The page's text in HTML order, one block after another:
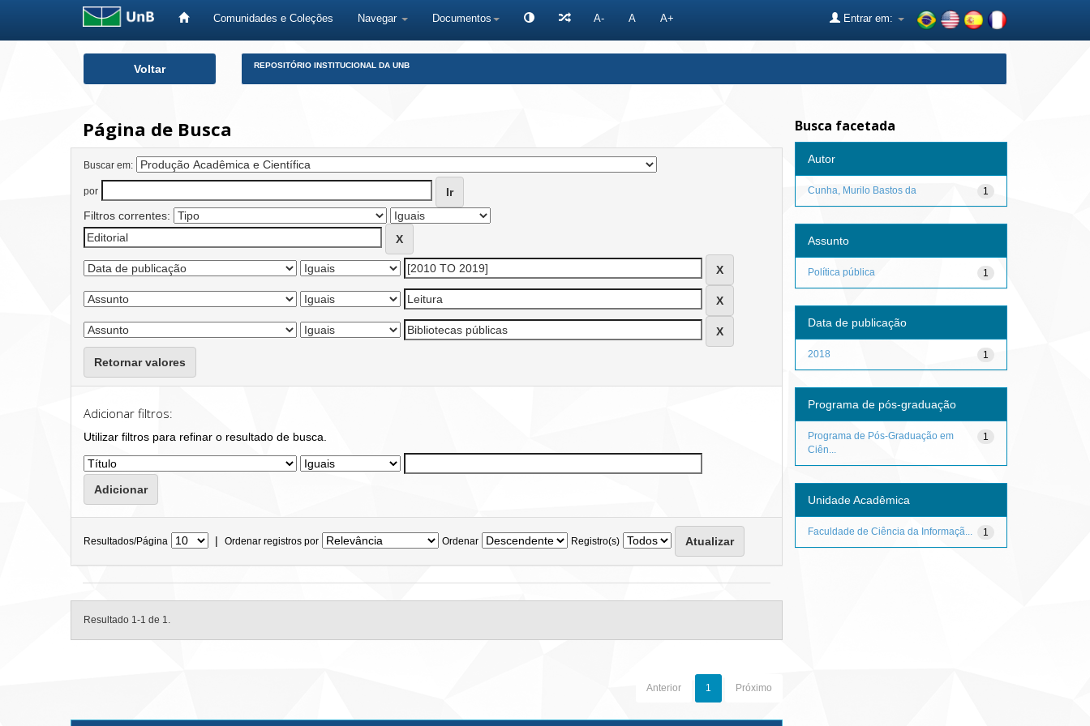
Comunidades e Coleções Navegar Documentos A- A A+ Entrar em:
Voltar REPOSITÓRIO INSTITUCIONAL DA UNB
Página de Busca
Buscar em:
por
Filtros correntes:
Retornar valores
Adicionar filtros:
Utilizar filtros para refinar o resultado de busca.
Resultados/Página | Ordenar registros por Ordenar Registro(s)
Resultado 1-1 de 1.
Anterior 1 Próximo
Busca facetada
Autor
1
Cunha, Murilo Bastos da
Assunto
1
Política pública
Data de publicação
1
2018
Programa de pós-graduação
1
Programa de Pós-Graduação em
Ciên...
Unidade Acadêmica
1
Faculdade de Ciência da Informaçã...